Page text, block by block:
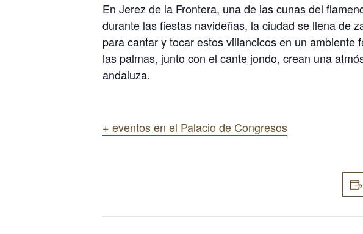
En Jerez de la Frontera, una de las cunas del
durante las fiestas navideñas, la ciudad se llena de
para cantar y tocar estos villancicos en un
las palmas, junto con el cante jondo, crean una
andaluza.
+ eventos en el Palacio de Congresos